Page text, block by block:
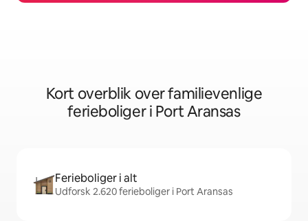
Kort overblik over familievenlige
ferieboliger i Port Aransas
Ferieboliger i alt
Udforsk 2.620 ferieboliger i Port Aransas